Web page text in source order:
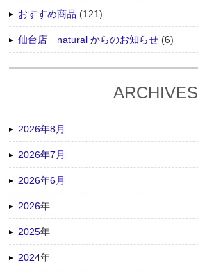
おすすめ商品 (121)
仙台店 natural からのお知らせ (6)
ARCHIVES
2026年8月
2026年7月
2026年6月
2026年
2025年
2024年